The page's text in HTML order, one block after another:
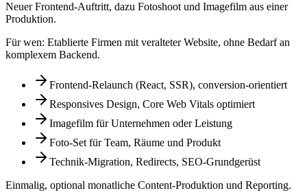
Neuer Frontend-Auftritt, dazu Fotoshoot und Imagefilm aus einer
Produktion.
Für wen: Etablierte Firmen mit veralteter Website, ohne Bedarf an
komplexem Backend.
Frontend-Relaunch (React, SSR), conversion-orientiert
Responsives Design, Core Web Vitals optimiert
Imagefilm für Unternehmen oder Leistung
Foto-Set für Team, Räume und Produkt
Technik-Migration, Redirects, SEO-Grundgerüst
Einmalig, optional monatliche Content-Produktion und Reporting.